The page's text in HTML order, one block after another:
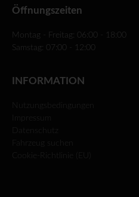
Öffnungszeiten
Montag - Freitag: 06:00 - 18:00
Samstag: 07:00 - 12:00
INFORMATION
Nutzungsbedingungen
Fahrzeug suchen
Cookie-Richtlinie (EU)